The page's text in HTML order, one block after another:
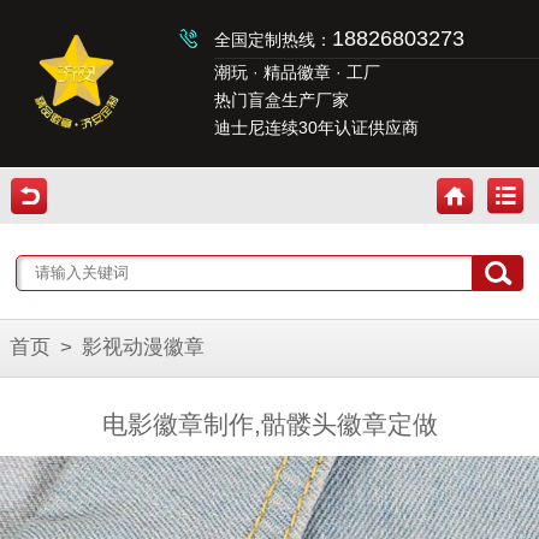
全国定制热线： 18826803273
潮玩 · 精品徽章 · 工厂
热门盲盒生产厂家
迪士尼连续30年认证供应商
首页 > 影视动漫徽章
电影徽章制作,骷髅头徽章定做